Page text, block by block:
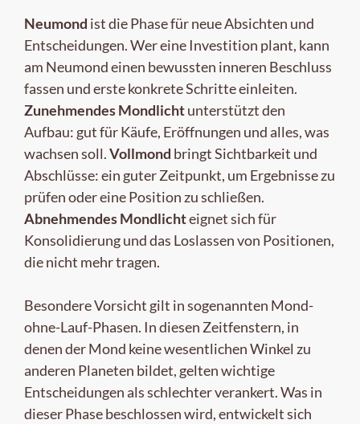
Neumond ist die Phase für neue Absichten und
Entscheidungen. Wer eine Investition plant, kann
am Neumond einen bewussten inneren Beschluss
fassen und erste konkrete Schritte einleiten.
Zunehmendes Mondlichtunterstützt den
Aufbau: gut für Käufe, Eröffnungen und alles, was
wachsen soll.Vollmond bringt Sichtbarkeit und
Abschlüsse: ein guter Zeitpunkt, um Ergebnisse zu
prüfen oder eine Position zu schließen.
Abnehmendes Mondlichteignet sich für
Konsolidierung und das Loslassen von Positionen,
die nicht mehr tragen.
Besondere Vorsicht gilt in sogenannten Mond-
ohne-Lauf-Phasen. In diesen Zeitfenstern, in
denen der Mond keine wesentlichen Winkel zu
anderen Planeten bildet, gelten wichtige
Entscheidungen als schlechter verankert. Was in
dieser Phase beschlossen wird, entwickelt sich